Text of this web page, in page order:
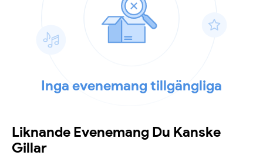
Inga evenemang tillgängliga
Liknande Evenemang Du Kanske
Gillar